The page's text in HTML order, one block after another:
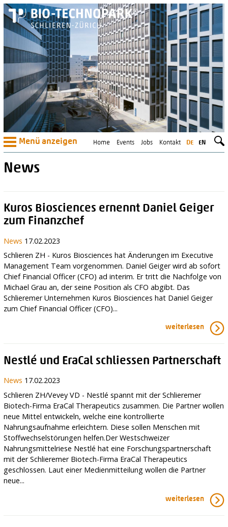
Menü anzeigen DE EN
Home Events Jobs Kontakt
News
Kuros Biosciences ernennt Daniel Geiger
zum Finanzchef
News 17.02.2023
Schlieren ZH - Kuros Biosciences hat Änderungen im Executive
Management Team vorgenommen. Daniel Geiger wird ab sofort
Chief Financial Officer (CFO) ad interim. Er tritt die Nachfolge von
Michael Grau an, der seine Position als CFO abgibt. Das
Schlieremer Unternehmen Kuros Biosciences hat Daniel Geiger
zum Chief Financial Officer (CFO)...
weiterlesen
Nestlé und EraCal schliessen Partnerschaft
News 17.02.2023
Schlieren ZH/Vevey VD - Nestlé spannt mit der Schlieremer
Biotech-Firma EraCal Therapeutics zusammen. Die Partner wollen
neue Mittel entwickeln, welche eine kontrollierte
Nahrungsaufnahme erleichtern. Diese sollen Menschen mit
Stoffwechselstörungen helfen.Der Westschweizer
Nahrungsmittelriese Nestlé hat eine Forschungspartnerschaft
mit der Schlieremer Biotech-Firma EraCal Therapeutics
geschlossen. Laut einer Medienmitteilung wollen die Partner
neue...
weiterlesen